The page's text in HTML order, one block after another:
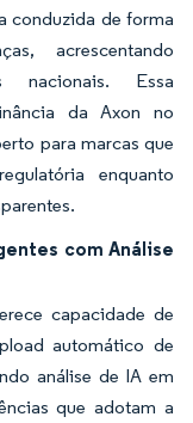
conduzida de forma
acrescentando
nacionais. Essa
da Axon no
para marcas que
enquanto
com Análise
capacidade de
automático de
análise de IA em
que adotam a